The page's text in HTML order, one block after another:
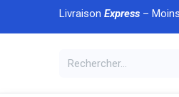
Se rendre au contenu
Livraison Express–